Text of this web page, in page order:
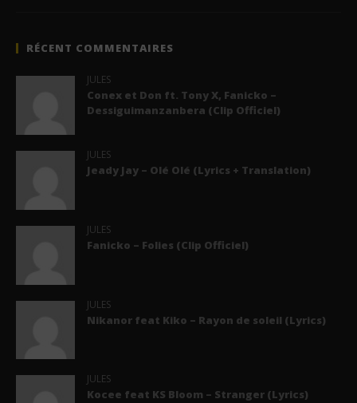
RÉCENT COMMENTAIRES
JULES
Conex et Don ft. Tony X, Fanicko –
Dessiguimanzanbera (Clip Officiel)
JULES
Jeady Jay – Olé Olé (Lyrics + Translation)
JULES
Fanicko – Folies (Clip Officiel)
JULES
Nikanor feat Kiko – Rayon de soleil (Lyrics)
JULES
Kocee feat KS Bloom – Stranger (Lyrics)